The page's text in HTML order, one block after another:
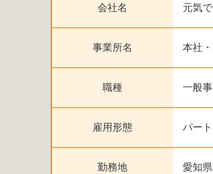
会社名 元気
事業所名 本社
職種 一般
雇用形態 パー
勤務地 愛知